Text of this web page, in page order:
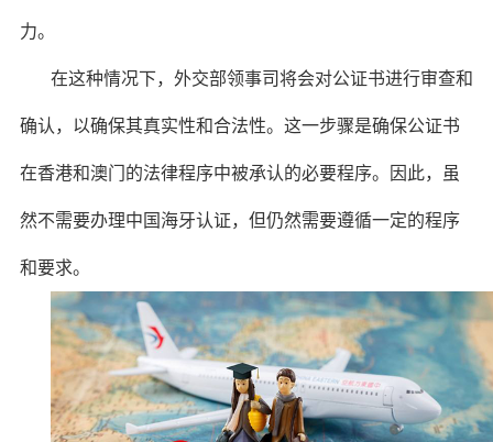
力。
在这种情况下，外交部领事司将会对公证书进行审查和
确认，以确保其真实性和合法性。这一步骤是确保公证书
在香港和澳门的法律程序中被承认的必要程序。因此，虽
然不需要办理中国海牙认证，但仍然需要遵循一定的程序
和要求。